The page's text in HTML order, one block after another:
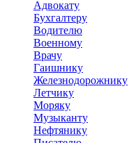
Адвокату
Бухгалтеру
Водителю
Военному
Врачу
Гаишнику
Железнодорожнику
Летчику
Моряку
Музыканту
Нефтянику